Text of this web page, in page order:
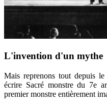
L'invention d'un mythe
Mais reprenons tout depuis
écrire Sacré monstre du 7e
premier monstre entièrement